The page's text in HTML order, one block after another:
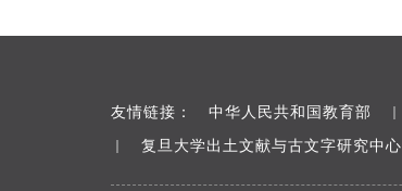
友情链接： 中华人民共和国教育部 ｜
｜ 复旦大学出土文献与古文字研究中心